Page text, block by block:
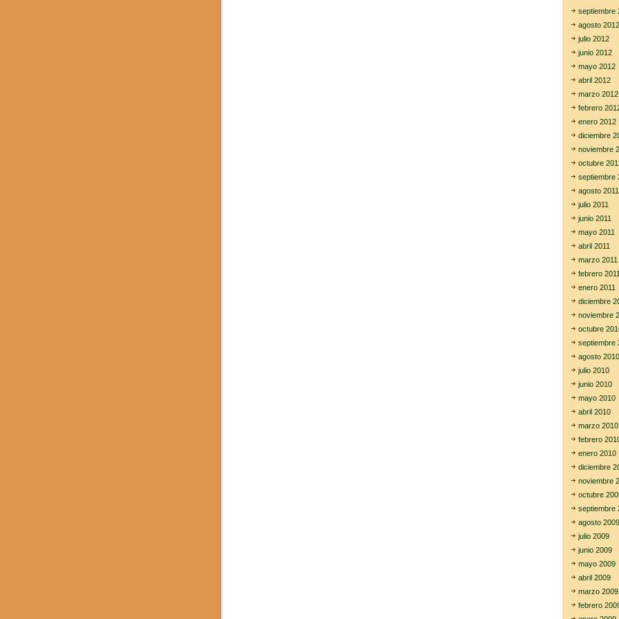
septiembre
agosto 2012
julio 2012
junio 2012
mayo 2012
abril 2012
marzo 2012
febrero
enero 2012
diciembre
noviembre
octubre
septiembre
agosto 2011
julio 2011
junio 2011
mayo 2011
abril 2011
marzo 2011
febrero 2011
enero 2011
diciembre
noviembre
octubre
septiembre
agosto 2010
julio 2010
junio 2010
mayo 2010
abril 2010
marzo 2010
febrero
enero 2010
diciembre
noviembre
octubre
septiembre
agosto 2009
julio 2009
junio 2009
mayo 2009
abril 2009
marzo 2009
febrero